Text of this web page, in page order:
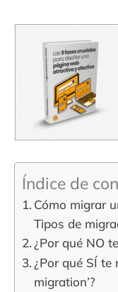
Índice de
Cómo migrar
Tipos de
¿Por qué NO
¿Por qué SÍ te
migration’?